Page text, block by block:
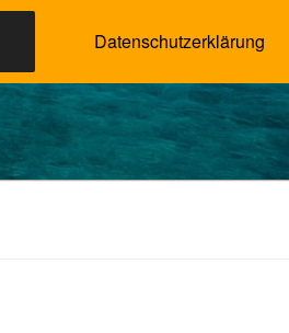
Datenschutzerklärung